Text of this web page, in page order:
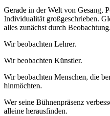
Gerade in der Welt von Gesang,
Individualität großgeschrieben.
alles zunächst durch Beobachtung.
Wir beobachten Lehrer.
Wir beobachten Künstler.
Wir beobachten Menschen, die
hinmöchten.
Wer seine Bühnenpräsenz
alleine herausfinden.